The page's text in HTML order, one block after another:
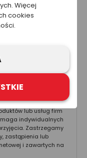
stronie nie powinny
oferta sprzedaży,
zaproszenie lub
lub usług firm
indywidualnych
Zastrzegamy
zastąpienia lub
i zawartych na
Więcej
cookies